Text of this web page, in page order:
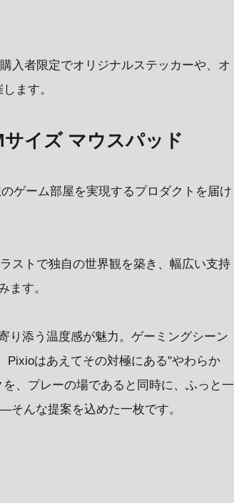
入者限定でオリジナルステッカーや、オ
ます。
イズ マウスパッド
ゲーム部屋を実現するプロダクトを届け
ストで独自の世界観を築き、幅広い支持
ます。
り添う温度感が魅力。ゲーミングシーン
Pixioはあえてその対極にある"やわらか
、プレーの場であると同時に、ふっと一
んな提案を込めた一枚です。